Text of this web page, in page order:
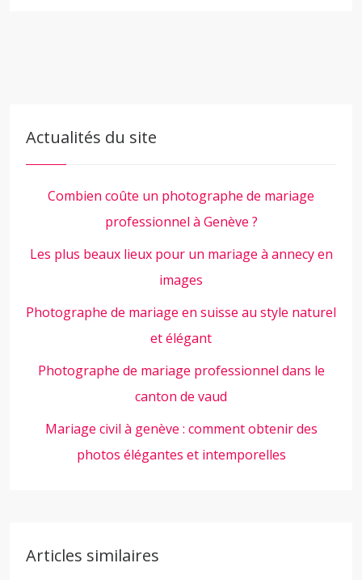
Actualités du site
Combien coûte un photographe de mariage
professionnel à Genève ?
Les plus beaux lieux pour un mariage à annecy en
images
Photographe de mariage en suisse au style naturel
et élégant
Photographe de mariage professionnel dans le
canton de vaud
Mariage civil à genève : comment obtenir des
photos élégantes et intemporelles
Articles similaires